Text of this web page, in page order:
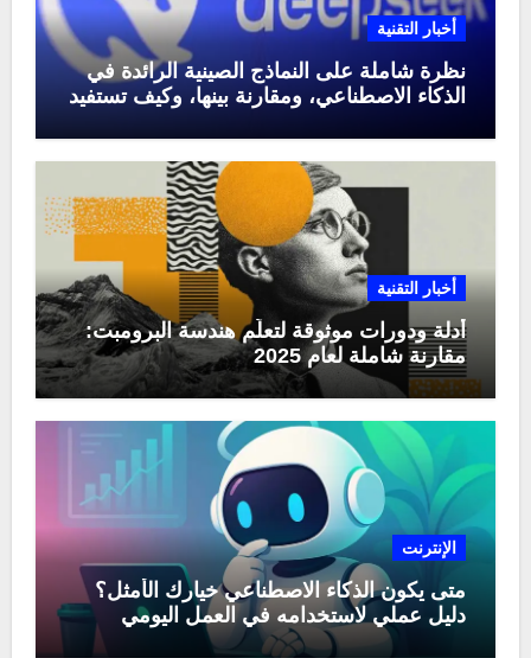
أخبار التقنية
نظرة شاملة على النماذج الصينية الرائدة في
الذكاء الاصطناعي، ومقارنة بينها، وكيف تستفيد
أخبار التقنية
أدلة ودورات موثوقة لتعلّم هندسة البرومبت:
مقارنة شاملة لعام 2025
الإنترنت
متى يكون الذكاء الاصطناعي خيارك الأمثل؟
دليل عملي لاستخدامه في العمل اليومي